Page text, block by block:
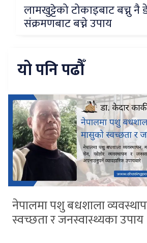
लामखुट्टेको टोकाइबाट बच्नु नै
संक्रमणबाट बच्ने उपाय
यो पनि पढौँ
नेपालमा पशु बधशाला
स्वच्छता र जनस्वास्थ्यका उपाय